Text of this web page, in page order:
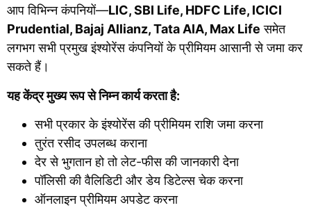
आप विभिन्न कंपनियों—LIC, SBI Life, HDFC Life, ICICI
Prudential, Bajaj Allianz, Tata AIA, Max Life समेत
लगभग सभी प्रमुख इंश्योरेंस कंपनियों के प्रीमियम आसानी से जमा कर
सकते हैं।
यह केंद्र मुख्य रूप से निम्न कार्य करता है:
सभी प्रकार के इंश्योरेंस की प्रीमियम राशि जमा करना
तुरंत रसीद उपलब्ध कराना
देर से भुगतान हो तो लेट-फीस की जानकारी देना
पॉलिसी की वैलिडिटी और डेय डिटेल्स चेक करना
ऑनलाइन प्रीमियम अपडेट करना